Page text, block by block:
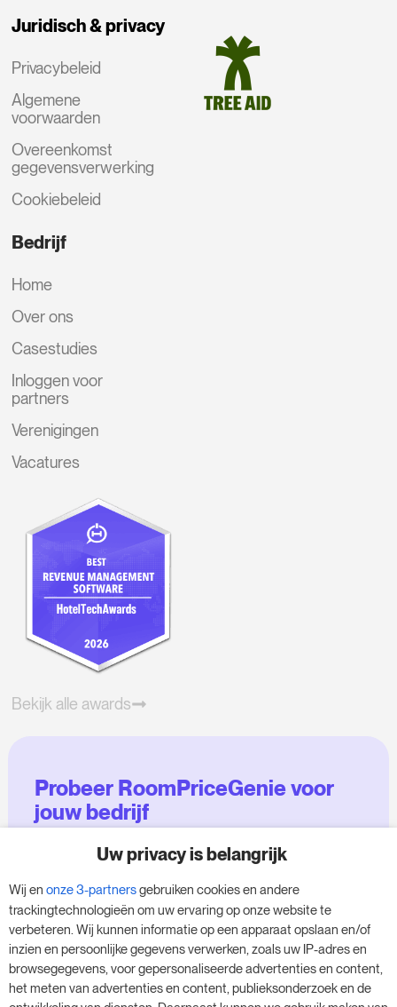
Juridisch & privacy
Privacybeleid
Algemene
voorwaarden
Overeenkomst
gegevensverwerking
Cookiebeleid
Bedrijf
Home
Over ons
Casestudies
Inloggen voor
partners
Verenigingen
Vacatures
Bekijk alle awards
Probeer RoomPriceGenie voor
jouw bedrijf
Maak gebruik van onze 14-daagse proefversie
en geef je bedrijf een boost - zonder
verplichtingen.
Boek een afspraak om je gratis proefperiode
van 14 dagen te starten.
Uw privacy is belangrijk
Wij en onze 3-partnersgebruiken cookies en andere
trackingtechnologieën om uw ervaring op onze website te
verbeteren. Wij kunnen informatie op een apparaat opslaan en/of
inzien en persoonlijke gegevens verwerken, zoals uw IP-adres en
browsegegevens, voor gepersonaliseerde advertenties en content,
het meten van advertenties en content, publieksonderzoek en de